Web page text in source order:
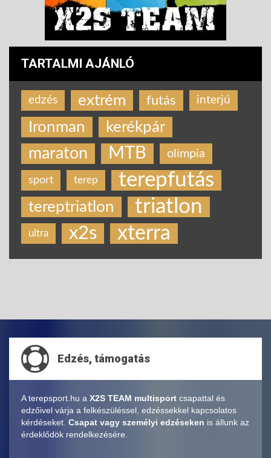
TARTALMI AJÁNLÓ
edzés extrém futás interjú
Ironman kerékpár
maraton MTB olimpia
sport terep terepfutás
tereptriatlon triatlon
ultra x2s xterra
Edzés, támogatás
A terepsport.hu a X2S TEAM multisport csapattal és
edzőivel várja a felkészüléssel, edzéssekkel kapcsolatos
kérdéseket. Csapat vagy személyi edzéseken is állunk az
érdeklődök rendelkezésére.